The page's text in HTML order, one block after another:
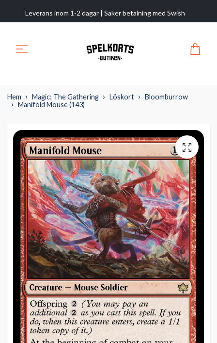
Leverans inom 1-2 dagar | Säker betalning med Swish
Hem Magic: The Gathering Löskort
Bloomburrow
Manifold Mouse (143)